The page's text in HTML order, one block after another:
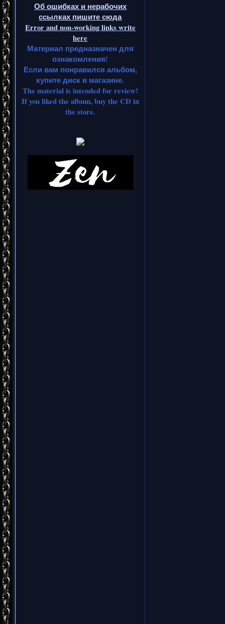
Об ошибках и нерабочих
ссылках пишите сюда
Error and non-working links write
here
Материал предназначен для
ознакомления!
Если вам понравился альбом,
купите диск в магазине.
The material is intended for review!
If you liked the album, buy the CD in
the store.